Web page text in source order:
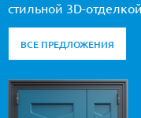
стильной 3D-
ВСЕ ПРЕДЛОЖЕНИЯ